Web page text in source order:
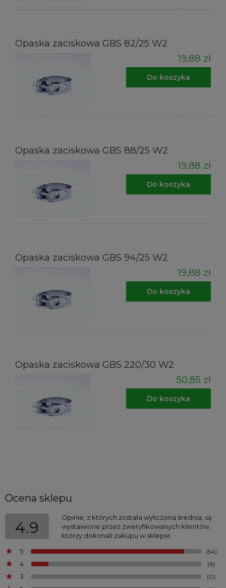
Opaska zaciskowa GBS 82/25 W2
19,88 zł
Do koszyka
Opaska zaciskowa GBS 88/25 W2
19,88 zł
Do koszyka
Opaska zaciskowa GBS 94/25 W2
19,88 zł
Do koszyka
Opaska zaciskowa GBS 220/30 W2
50,85 zł
Do koszyka
Ocena sklepu
4.9
Opinie, z których została wyliczona średnia, są
wystawione przez zweryfikowanych klientów,
którzy dokonali zakupu w sklepie.
5
(54)
4 (6)
3 (0)